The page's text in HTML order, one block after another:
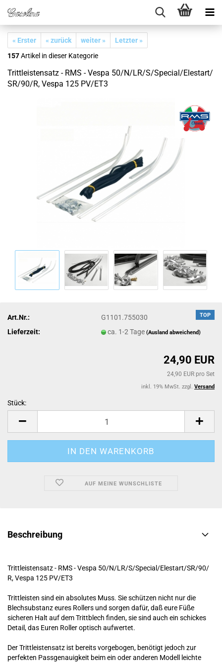
« Erster « zurück weiter »
Letzter »
157Artikel in dieser Kategorie
Trittleistensatz - RMS - Vespa 50/​N/​LR/​S/​Special/​Elestart/​
SR/​90/​R, Vespa 125 PV/​ET3
TOP
Art.Nr.:
G1101.755030
Lieferzeit:
ca. 1-2 Tage(Ausland abweichend)
24,90 EUR
24,90 EUR pro Set
inkl. 19% MwSt. zzgl. Versand
Stück:
AUF MEINE WUNSCHLISTE
Beschreibung
Trittleistensatz - RMS - Vespa 50/​N/​LR/​S/​Special/​Elestart/​SR/​90/​
R, Vespa 125 PV/​ET3
Trittleisten sind ein absolutes Muss. Sie schützen nicht nur die
Blechsubstanz eures Rollers und sorgen dafür, daß eure Füße
sicheren Halt auf dem Trittblech finden, sie sind auch ein schickes
Detail, das Euren Roller optisch aufwertet.
Der Trittleistensatz ist bereits vorgebogen, benötigt jedoch zur
perfekten Passgenauigkeit beim ein oder anderen Modell leichte